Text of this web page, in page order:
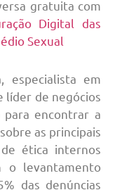
gratuita com
Digital das
Sexual
especialista em
líder de negócios
encontrar a
as principais
de ética internos
o levantamento
das denúncias